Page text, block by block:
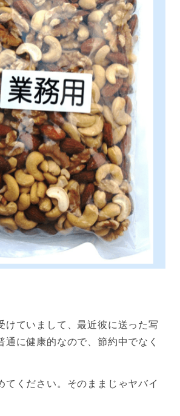
ていまして、最近彼に送った写
に健康的なので、節約中でなく
ください。そのままじゃヤバイ